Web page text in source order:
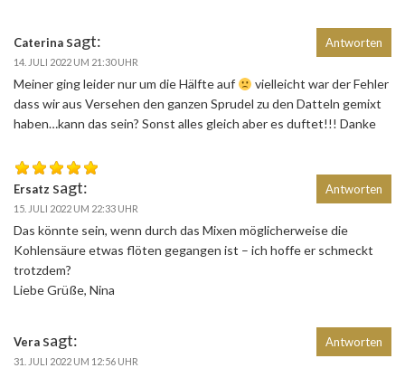
Caterina sagt:
14. JULI 2022 UM 21:30 UHR
Meiner ging leider nur um die Hälfte auf
vielleicht war der Fehler
dass wir aus Versehen den ganzen Sprudel zu den Datteln gemixt
haben…kann das sein? Sonst alles gleich aber es duftet!!! Danke
Antworten
Ersatz sagt:
15. JULI 2022 UM 22:33 UHR
Das könnte sein, wenn durch das Mixen möglicherweise die
Kohlensäure etwas flöten gegangen ist – ich hoffe er schmeckt
trotzdem?
Liebe Grüße, Nina
Antworten
Vera sagt:
31. JULI 2022 UM 12:56 UHR
Antworten